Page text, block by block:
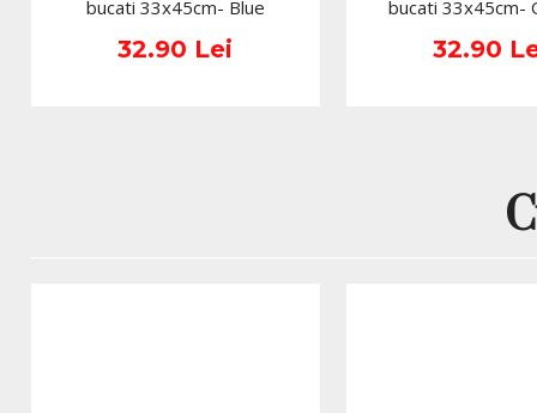
bucati 33x45cm- Blue
32.90 Lei
bucati 33x45cm-
32.90